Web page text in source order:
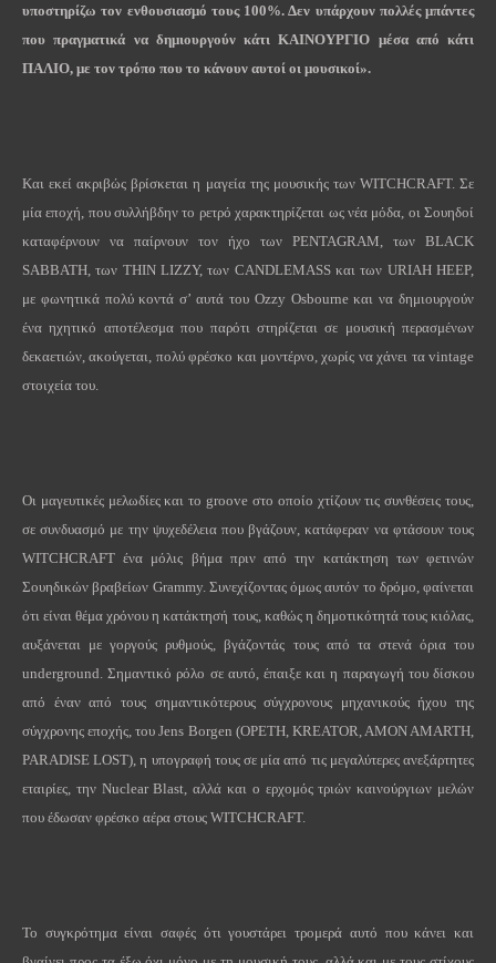
υποστηρίζω τον ενθουσιασμό τους 100%. Δεν υπάρχουν πολλές μπάντες
που πραγματικά να δημιουργούν κάτι ΚΑΙΝΟΥΡΓΙΟ μέσα από κάτι
ΠΑΛΙΟ, με τον τρόπο που το κάνουν αυτοί οι μουσικοί».
Και εκεί ακριβώς βρίσκεται η μαγεία της μουσικής των WITCHCRAFT. Σε
μία εποχή, που συλλήβδην το ρετρό χαρακτηρίζεται ως νέα μόδα, οι Σουηδοί
καταφέρνουν να παίρνουν τον ήχο των PENTAGRAM, των BLACK
SABBATH, των THIN LIZZY, των CANDLEMASS και των URIAH HEEP,
με φωνητικά πολύ κοντά σ’ αυτά του Ozzy Osbourne και να δημιουργούν
ένα ηχητικό αποτέλεσμα που παρότι στηρίζεται σε μουσική περασμένων
δεκαετιών, ακούγεται, πολύ φρέσκο και μοντέρνο, χωρίς να χάνει τα vintage
στοιχεία του.
Οι μαγευτικές μελωδίες και το groove στο οποίο χτίζουν τις συνθέσεις τους,
σε συνδυασμό με την ψυχεδέλεια που βγάζουν, κατάφεραν να φτάσουν τους
WITCHCRAFT ένα μόλις βήμα πριν από την κατάκτηση των φετινών
Σουηδικών βραβείων Grammy. Συνεχίζοντας όμως αυτόν το δρόμο, φαίνεται
ότι είναι θέμα χρόνου η κατάκτησή τους, καθώς η δημοτικότητά τους κιόλας,
αυξάνεται με γοργούς ρυθμούς, βγάζοντάς τους από τα στενά όρια του
underground. Σημαντικό ρόλο σε αυτό, έπαιξε και η παραγωγή του δίσκου
από έναν από τους σημαντικότερους σύγχρονους μηχανικούς ήχου της
σύγχρονης εποχής, του Jens Borgen (OPETH, KREATOR, AMON AMARTH,
PARADISE LOST), η υπογραφή τους σε μία από τις μεγαλύτερες ανεξάρτητες
εταιρίες, την Nuclear Blast, αλλά και ο ερχομός τριών καινούργιων μελών
που έδωσαν φρέσκο αέρα στους WITCHCRAFT.
Το συγκρότημα είναι σαφές ότι γουστάρει τρομερά αυτό που κάνει και